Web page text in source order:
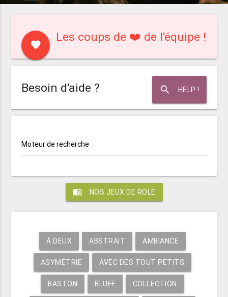
favorite
Les coups de ❤️ de l'équipe !
search HELP !
Besoin d'aide ?
Moteur de recherche
menu_book NOS JEUX DE ROLE
À DEUX ABSTRAIT AMBIANCE
ASYMÉTRIE AVEC DES TOUT PETITS
BASTON BLUFF COLLECTION